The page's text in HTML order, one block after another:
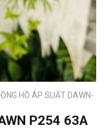
HỒ ÁP SUẤT DAWN-
P254 63A